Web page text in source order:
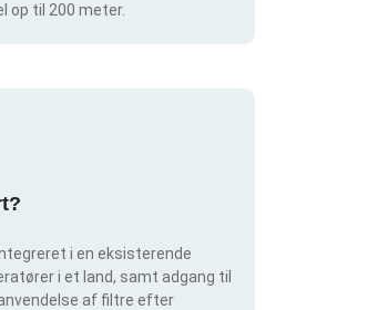
op til 200 meter.
i en eksisterende
i et land, samt adgang til
af filtre efter